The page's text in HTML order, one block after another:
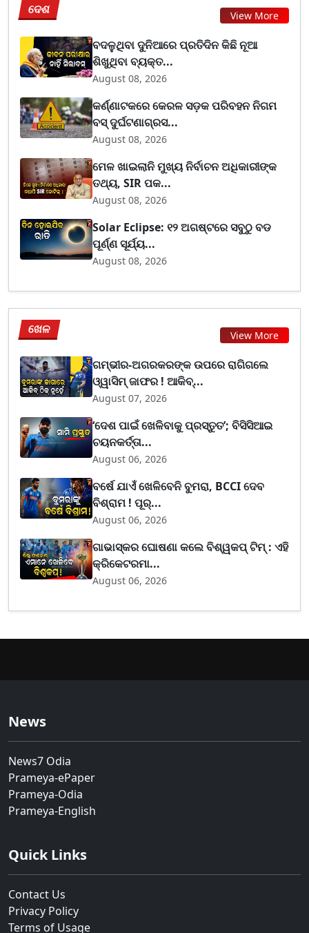
ଦେଶ View More
ବଦଳୁଥିବା ଦୁନିଆରେ ପ୍ରତିଦିନ କିଛି ନୂଆ
ଶିଖୁଥିବା ବ୍ୟକ୍ତ...
August 08, 2026
କର୍ଣ୍ଣାଟକରେ କେରଳ ସଡ଼କ ପରିବହନ ନିଗମ
ବସ୍ ଦୁର୍ଘଟଣାଗ୍ରସ...
August 08, 2026
ମେଳ ଖାଇଲାନି ମୁଖ୍ୟ ନିର୍ବାଚନ ଅଧିକାରୀଙ୍କ
ତଥ୍ୟ, SIR ପକ...
August 08, 2026
Solar Eclipse: ୧୨ ଅଗଷ୍ଟରେ ସବୁଠୁ ବଡ
ପୂର୍ଣ୍ଣ ସୂର୍ଯ୍ୟ...
August 08, 2026
ଖେଳ View More
ଗମ୍ଭୀର-ଅଗରକରଙ୍କ ଉପରେ ରାଗିଗଲେ
ଓ୍ୱାସିମ୍ ଜାଫର ! ଆକିବ୍...
August 07, 2026
‘ଦେଶ ପାଇଁ ଖେଳିବାକୁ ପ୍ରସ୍ତୁତ’; ବିସିସିଆଇ
ଚୟନକର୍ତ୍ତା...
August 06, 2026
ବର୍ଷେ ଯାଏଁ ଖେଳିବେନି ବୁମରା, BCCI ଦେବ
ବିଶ୍ରାମ ! ପୂର୍...
August 06, 2026
ଗାଭାସ୍କର ଘୋଷଣା କଲେ ବିଶ୍ୱକପ୍ ଟିମ୍ : ଏହି
କ୍ରିକେଟରମା...
August 06, 2026
News
News7 Odia
Prameya-ePaper
Prameya-Odia
Prameya-English
Quick Links
Contact Us
Privacy Policy
Terms of Usage